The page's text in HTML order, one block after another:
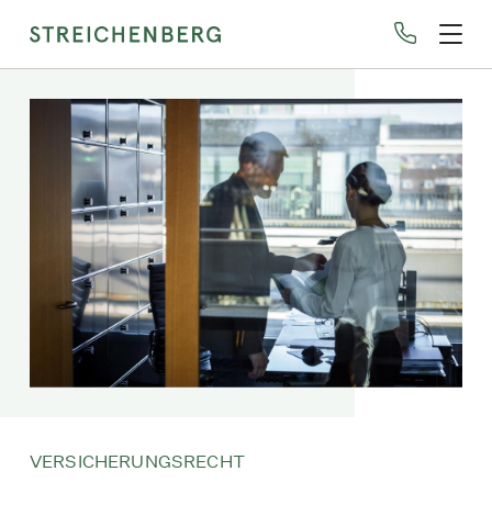
zum
Inhalt
VERSICHERUNGSRECHT